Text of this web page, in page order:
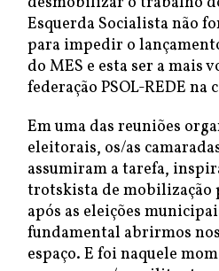
Esquerda Socialista não
para impedir o
do MES e esta ser a mais
federação PSOL-REDE na
Em uma das reuniões
eleitorais, os/as
assumiram a tarefa,
trotskista de mobilização
após as eleições
fundamental abrirmos
espaço. E foi naquele